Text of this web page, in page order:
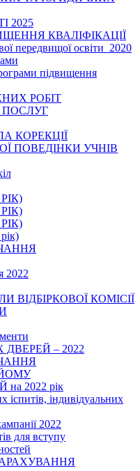
2025
КВАЛІФІКАЦІЇ
передвищої освіти_2020
підвищення
РОБІТ
ПОСЛУГ
КОРЕКЦІЇ
ПОВЕДІНКИ УЧНІВ
2022
ВІДБІРКОВОЇ КОМІСІЇ
ДВЕРЕЙ – 2022
2022 рік
іспитів, індивідуальних
2022
для вступу